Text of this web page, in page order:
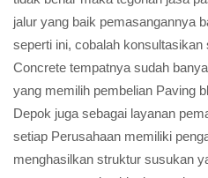
jalur yang baik pemasangannya
seperti ini, cobalah
Concrete tempatnya sudah
yang memilih pembelian Paving
Depok juga sebagai layanan
setiap Perusahaan memiliki
menghasilkan struktur susukan